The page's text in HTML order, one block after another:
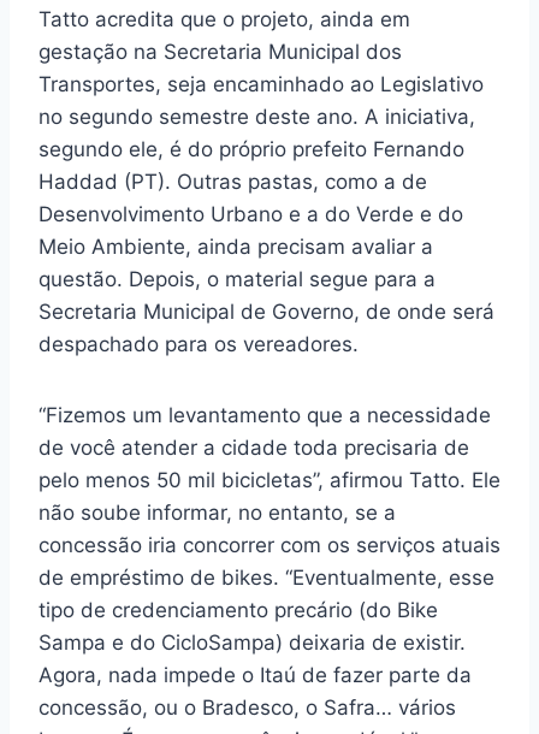
Tatto acredita que o projeto, ainda em
gestação na Secretaria Municipal dos
Transportes, seja encaminhado ao Legislativo
no segundo semestre deste ano. A iniciativa,
segundo ele, é do próprio prefeito Fernando
Haddad (PT). Outras pastas, como a de
Desenvolvimento Urbano e a do Verde e do
Meio Ambiente, ainda precisam avaliar a
questão. Depois, o material segue para a
Secretaria Municipal de Governo, de onde será
despachado para os vereadores.
“Fizemos um levantamento que a necessidade
de você atender a cidade toda precisaria de
pelo menos 50 mil bicicletas”, afirmou Tatto. Ele
não soube informar, no entanto, se a
concessão iria concorrer com os serviços atuais
de empréstimo de bikes. “Eventualmente, esse
tipo de credenciamento precário (do Bike
Sampa e do CicloSampa) deixaria de existir.
Agora, nada impede o Itaú de fazer parte da
concessão, ou o Bradesco, o Safra… vários